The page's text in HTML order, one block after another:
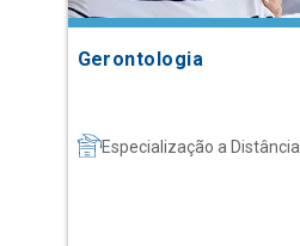
Gerontologia
Especialização a Distância